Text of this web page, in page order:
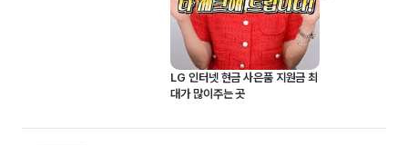
LG 인터넷 현금 사은품 지원금 최
대가 많이주는 곳